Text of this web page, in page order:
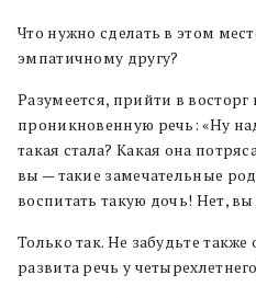
Что нужно сделать в этом
эмпатичному другу?
Разумеется, прийти в восторг
проникновенную речь: «Ну
такая стала? Какая она
вы — такие замечательные
воспитать такую дочь! Нет,
Только так. Не забудьте
развита речь у